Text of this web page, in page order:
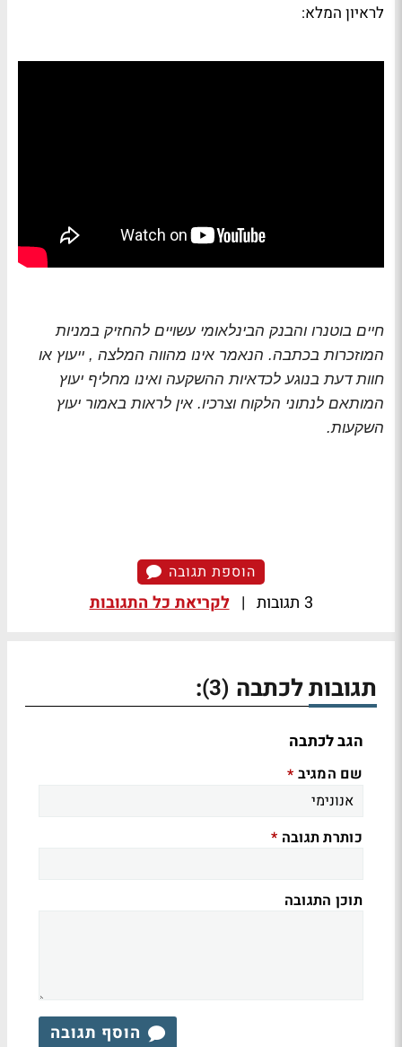
לראיון המלא:
חיים בוטנרו והבנק הבינלאומי עשויים להחזיק במניות
המוזכרות בכתבה. הנאמר אינו מהווה המלצה , ייעוץ או
חוות דעת בנוגע לכדאיות ההשקעה ואינו מחליף יעוץ
המותאם לנתוני הלקוח וצרכיו. אין לראות באמור יעוץ
השקעות.
הוספת תגובה
3 תגובות | לקריאת כל התגובות
תגובות לכתבה (3)
:
הגב לכתבה
שם המגיב *
כותרת תגובה *
תוכן התגובה
הוסף תגובה